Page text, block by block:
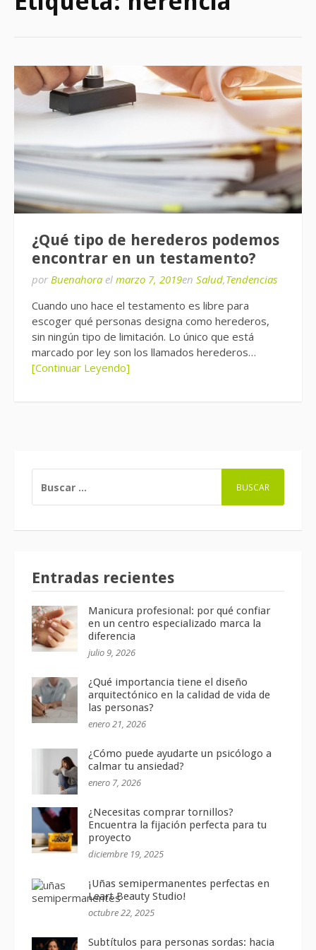
¿Qué tipo de herederos podemos
encontrar en un testamento?
por Buenahora el marzo 7, 2019en Salud,Tendencias
Cuando uno hace el testamento es libre para
escoger qué personas designa como herederos,
sin ningún tipo de limitación. Lo único que está
marcado por ley son los llamados herederos…
[Continuar Leyendo]
Entradas recientes
Manicura profesional: por qué confiar
en un centro especializado marca la
diferencia
julio 9, 2026
¿Qué importancia tiene el diseño
arquitectónico en la calidad de vida de
las personas?
enero 21, 2026
¿Cómo puede ayudarte un psicólogo a
calmar tu ansiedad?
enero 7, 2026
¿Necesitas comprar tornillos?
Encuentra la fijación perfecta para tu
proyecto
diciembre 19, 2025
¡Uñas semipermanentes perfectas en
Leart Beauty Studio!
octubre 22, 2025
Subtítulos para personas sordas: hacia